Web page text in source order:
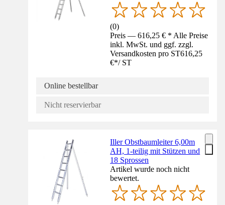
(0)
Preis — 616,25 € * Alle Preise
inkl. MwSt. und ggf. zzgl.
Versandkosten pro ST616,25
€*/ ST
Online bestellbar
Nicht reservierbar
Iller Obstbaumleiter 6,00m
AH, 1-teilig mit Stützen und
18 Sprossen
Artikel wurde noch nicht
bewertet.